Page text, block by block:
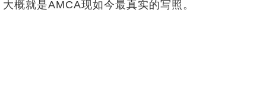
大概就是AMCA现如今最真实的写照。